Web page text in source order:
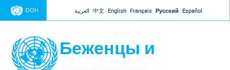
Jump to navigation
ООН العربية 中文 English Français Русский Español
Беженцы и